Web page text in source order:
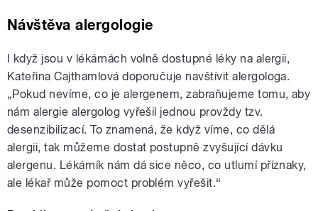
Návštěva alergologie
I když jsou v lékárnách volně dostupné léky na alergii,
Kateřina Cajthamlová doporučuje navštívit alergologa.
„Pokud nevíme, co je alergenem, zabraňujeme tomu, aby
nám alergie alergolog vyřešil jednou provždy tzv.
desenzibilizací. To znamená, že když víme, co dělá
alergii, tak můžeme dostat postupně zvyšující dávku
alergenu. Lékárník nám dá sice něco, co utlumí příznaky,
ale lékař může pomoct problém vyřešit.“